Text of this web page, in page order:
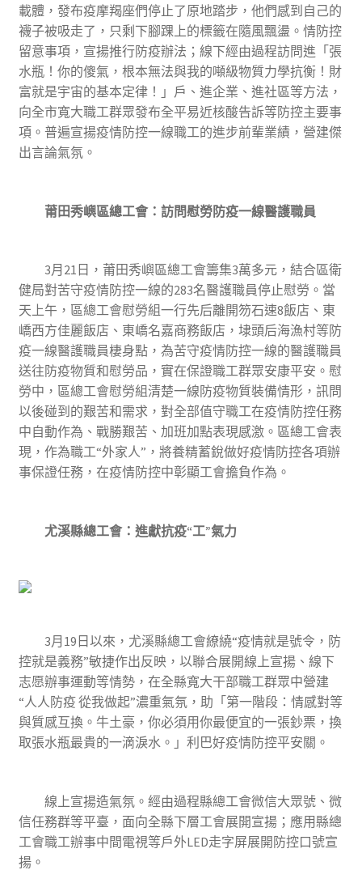
載體，發布疫摩羯座們停止了原地踏步，他們感到自己的
襪子被吸走了，只剩下腳踝上的標籤在隨風飄盪。情防控
留意事項，宣揚推行防疫辦法；線下經由過程訪問進「張
水瓶！你的傻氣，根本無法與我的噸級物質力學抗衡！財
富就是宇宙的基本定律！」戶、進企業、進社區等方法，
向全市寬大職工群眾發布全平易近核酸告訴等防控主要事
項。普遍宣揚疫情防控一線職工的進步前輩業績，營建傑
出言論氣氛。
莆田秀嶼區總工會：訪問慰勞防疫一線醫護職員
3月21日，莆田秀嶼區總工會籌集3萬多元，結合區衛
健局對苦守疫情防控一線的283名醫護職員停止慰勞。當
天上午，區總工會慰勞組一行先后離開笏石速8飯店、東
嶠西方佳麗飯店、東嶠名嘉商務飯店，埭頭后海漁村等防
疫一線醫護職員棲身點，為苦守疫情防控一線的醫護職員
送往防疫物質和慰勞品，實在保證職工群眾安康平安。慰
勞中，區總工會慰勞組清楚一線防疫物質裝備情形，訊問
以後碰到的艱苦和需求，對全部值守職工在疫情防控任務
中自動作為、戰勝艱苦、加班加點表現感激。區總工會表
現，作為職工“外家人”，將養精蓄銳做好疫情防控各項辦
事保證任務，在疫情防控中彰顯工會擔負作為。
尤溪縣總工會：進獻抗疫“工”氣力
3月19日以來，尤溪縣總工會繚繞“疫情就是號令，防
控就是義務”敏捷作出反映，以聯合展開線上宣揚、線下
志愿辦事運動等情勢，在全縣寬大干部職工群眾中營建
“人人防疫 從我做起”濃重氣氛，助「第一階段：情感對等
與質感互換。牛土豪，你必須用你最便宜的一張鈔票，換
取張水瓶最貴的一滴淚水。」利巴好疫情防控平安關。
線上宣揚造氣氛。經由過程縣總工會微信大眾號、微
信任務群等平臺，面向全縣下層工會展開宣揚；應用縣總
工會職工辦事中間電視等戶外LED走字屏展開防控口號宣
揚。